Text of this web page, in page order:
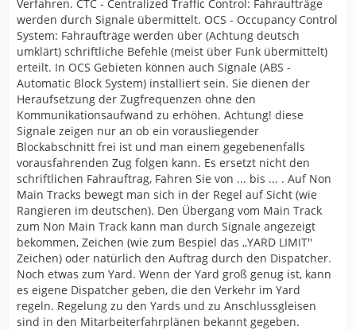
Verfahren. CTC - Centralized Traffic Control: Fahraufträge
werden durch Signale übermittelt. OCS - Occupancy Control
System: Fahraufträge werden über (Achtung deutsch
umklärt) schriftliche Befehle (meist über Funk übermittelt)
erteilt. In OCS Gebieten können auch Signale (ABS -
Automatic Block System) installiert sein. Sie dienen der
Heraufsetzung der Zugfrequenzen ohne den
Kommunikationsaufwand zu erhöhen. Achtung! diese
Signale zeigen nur an ob ein vorausliegender
Blockabschnitt frei ist und man einem gegebenenfalls
vorausfahrenden Zug folgen kann. Es ersetzt nicht den
schriftlichen Fahrauftrag, Fahren Sie von ... bis ... . Auf Non
Main Tracks bewegt man sich in der Regel auf Sicht (wie
Rangieren im deutschen). Den Übergang vom Main Track
zum Non Main Track kann man durch Signale angezeigt
bekommen, Zeichen (wie zum Bespiel das ,,YARD LIMIT''
Zeichen) oder natürlich den Auftrag durch den Dispatcher.
Noch etwas zum Yard. Wenn der Yard groß genug ist, kann
es eigene Dispatcher geben, die den Verkehr im Yard
regeln. Regelung zu den Yards und zu Anschlussgleisen
sind in den Mitarbeiterfahrplänen bekannt gegeben.